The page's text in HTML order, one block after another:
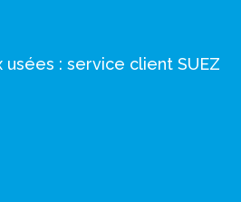
usées : service client SUEZ